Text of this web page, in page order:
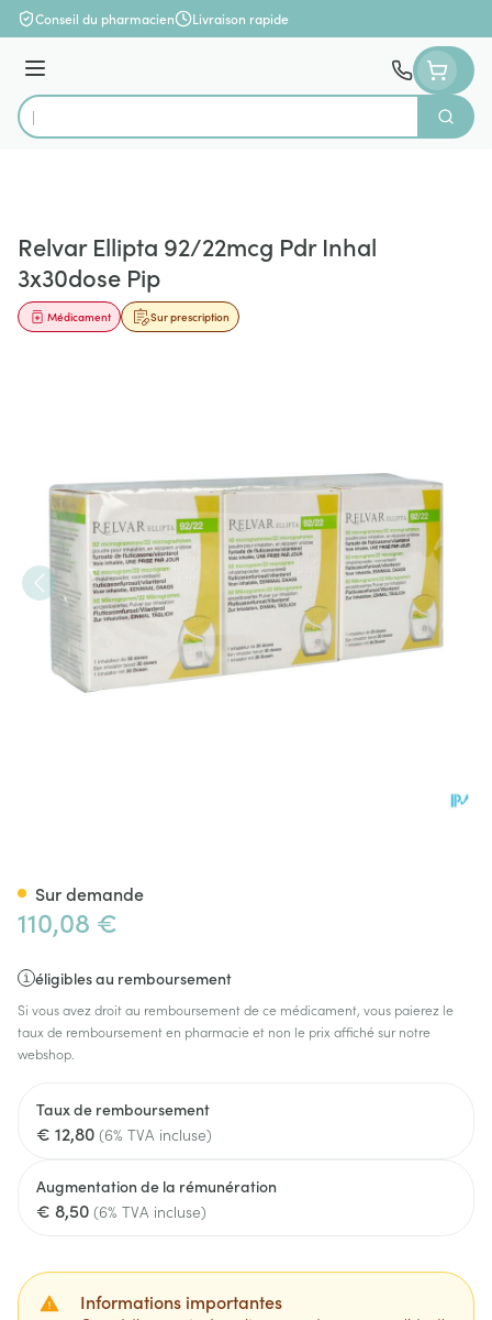
Aller au contenu
Conseil du pharmacien Livraison rapide
Menu
Rechercher
Relvar Ellipta 92/22mcg Pdr Inhal
3x30dose Pip
Sur prescription
Médicament
110,08 €
éligibles au remboursement
Si vous avez droit au remboursement de ce médicament, vous paierez le
taux de remboursement en pharmacie et non le prix affiché sur notre
webshop.
Taux de remboursement
€ 12,80 (6% TVA incluse)
Augmentation de la rémunération
€ 8,50 (6% TVA incluse)
Informations importantes
Sur demande